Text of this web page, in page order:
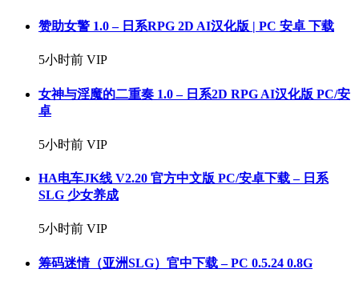
赞助女警 1.0 – 日系RPG 2D AI汉化版 | PC 安卓 下载
5小时前 VIP
女神与淫魔的二重奏 1.0 – 日系2D RPG AI汉化版 PC/安
卓
5小时前 VIP
HA电车JK线 V2.20 官方中文版 PC/安卓下载 – 日系
SLG 少女养成
5小时前 VIP
筹码迷情（亚洲SLG）官中下载 – PC 0.5.24 0.8G